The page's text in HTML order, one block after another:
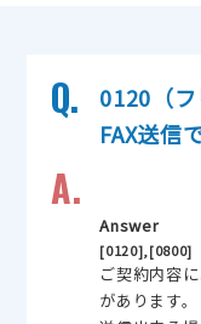
Q.
0120（
FAX送信
A.
Answer
[0120],[0800]
ご契約内容
があります。